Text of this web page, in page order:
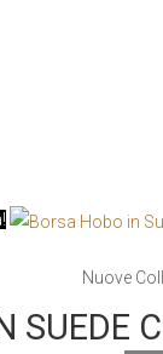
Nuove
SUEDE